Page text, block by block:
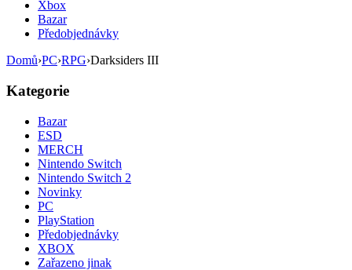
Xbox
Bazar
Předobjednávky
Domů›PC›RPG›Darksiders III
Kategorie
Bazar
ESD
MERCH
Nintendo Switch
Nintendo Switch 2
Novinky
PC
PlayStation
Předobjednávky
XBOX
Zařazeno jinak